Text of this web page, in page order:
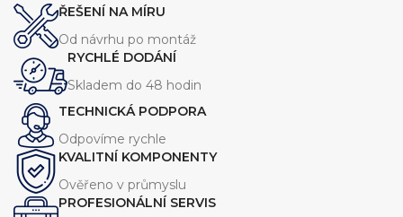
kvalitním materiálům nabízí
dlouhou životnost a
kompatibilitu s širokou škálou
hydraulických systémů.
ŘEŠENÍ NA MÍRU
Od návrhu po montáž
RYCHLÉ DODÁNÍ
Skladem do 48 hodin
TECHNICKÁ PODPORA
Odpovíme rychle
KVALITNÍ KOMPONENTY
Ověřeno v průmyslu
PROFESIONÁLNÍ SERVIS